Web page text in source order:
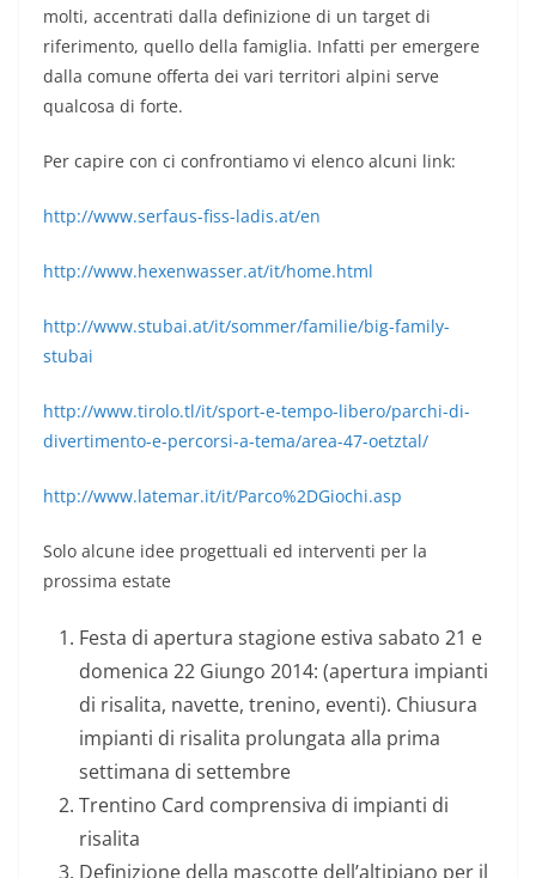
molti, accentrati dalla definizione di un target di
riferimento, quello della famiglia. Infatti per emergere
dalla comune offerta dei vari territori alpini serve
qualcosa di forte.
Per capire con ci confrontiamo vi elenco alcuni link:
http://www.serfaus-fiss-ladis.at/en
http://www.hexenwasser.at/it/home.html
http://www.stubai.at/it/sommer/familie/big-family-
stubai
http://www.tirolo.tl/it/sport-e-tempo-libero/parchi-di-
divertimento-e-percorsi-a-tema/area-47-oetztal/
http://www.latemar.it/it/Parco%2DGiochi.asp
Solo alcune idee progettuali ed interventi per la
prossima estate
Festa di apertura stagione estiva sabato 21 e
domenica 22 Giungo 2014: (apertura impianti
di risalita, navette, trenino, eventi). Chiusura
impianti di risalita prolungata alla prima
settimana di settembre
Trentino Card comprensiva di impianti di
risalita
Definizione della mascotte dell’altipiano per il